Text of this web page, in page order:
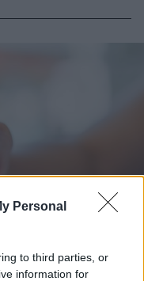
Personal
to third parties, or
information for